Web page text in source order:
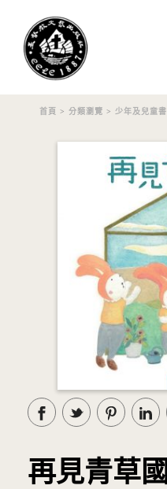
首頁 > 分類瀏覽 > 少年及兒童書
再見青草國